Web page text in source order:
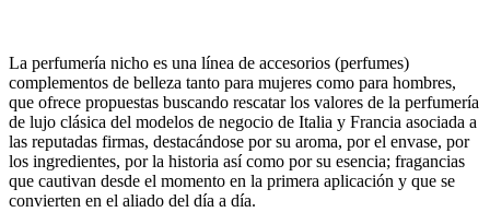
La perfumería nicho es una línea de accesorios (perfumes)
complementos de belleza tanto para mujeres como para hombres,
que ofrece propuestas buscando rescatar los valores de la perfumería
de lujo clásica del modelos de negocio de Italia y Francia asociada a
las reputadas firmas, destacándose por su aroma, por el envase, por
los ingredientes, por la historia así como por su esencia; fragancias
que cautivan desde el momento en la primera aplicación y que se
convierten en el aliado del día a día.